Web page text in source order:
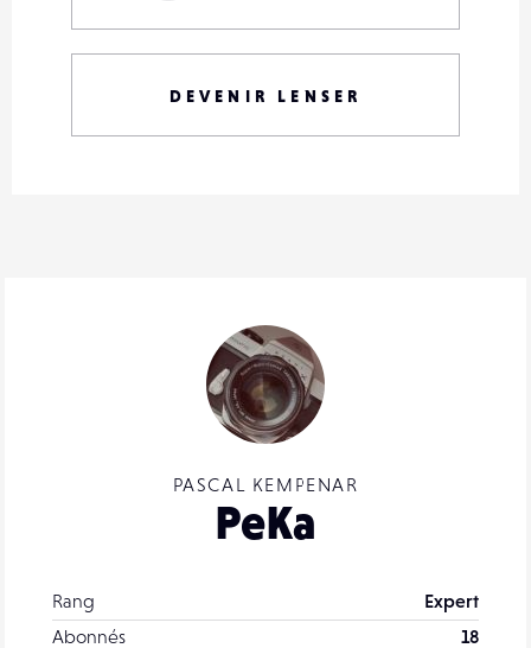
PASCAL KEMPENAR
PeKa
Rang
Expert
Abonnés
18
DEVENIR LENSER